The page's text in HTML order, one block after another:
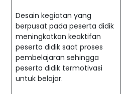
Desain kegiatan yang
berpusat pada peserta didik
meningkatkan keaktifan
peserta didik saat proses
pembelajaran sehingga
peserta didik termotivasi
untuk belajar.